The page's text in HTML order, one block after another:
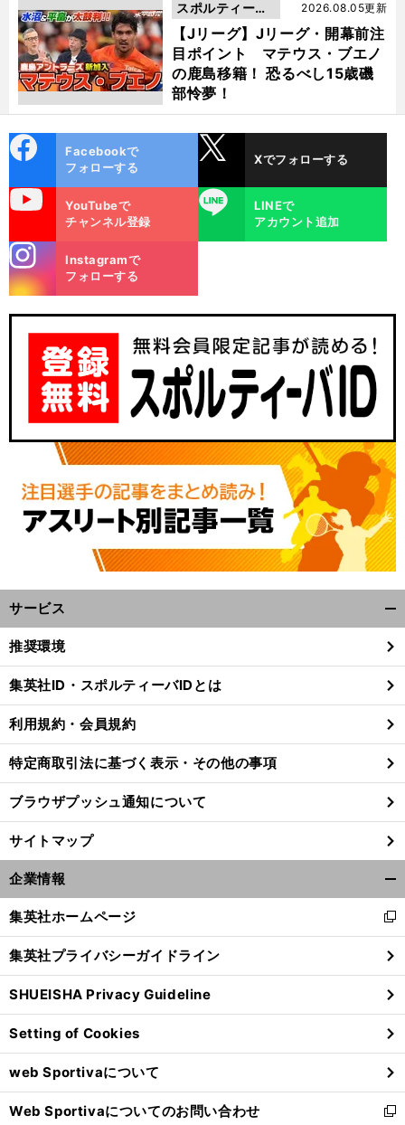
【Jリーグ】Jリーグ・開幕前注
目ポイント マテウス・ブエノ
の鹿島移籍！ 恐るべし15歳磯
部怜夢！
2026.08.05更新
スポルティーバ
動画
ok
Facebookで
フォローする
Xでフォローする
YouTubeで
チャンネル登録
LINE
LINEで
アカウント追加
m
Instagramで
フォローする
サービス
閉
る
推奨環境
集英社ID・スポルティーバIDとは
利用規約・会員規約
特定商取引法に基づく表示・その他の事項
ブラウザプッシュ通知について
サイトマップ
企業情報
閉
る
集英社ホームページ
新
し
い
ウ
ィ
ン
ド
ウ
で
開
く
集英社プライバシーガイドライン
SHUEISHA Privacy Guideline
Setting of Cookies
web Sportivaについて
Web Sportivaについてのお問い合わせ
新